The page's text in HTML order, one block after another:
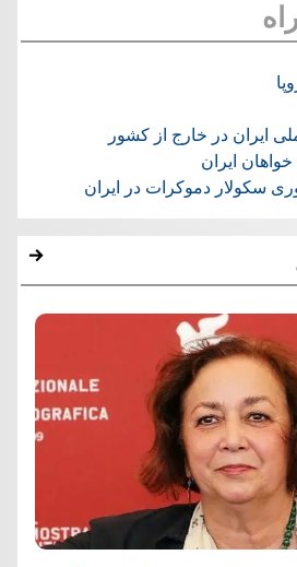
ایران در خارج از کشور
ایران
سکولار دموکرات در ایران